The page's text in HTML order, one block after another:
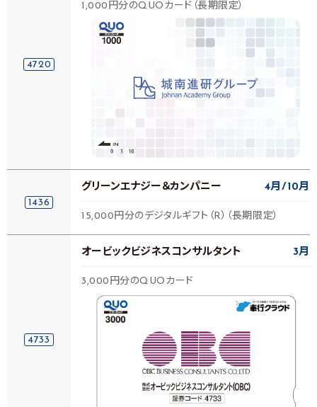
4720
1,000円分のQUOカード（長期限定）
1436
グリーンエナジー＆カンパニー 4月 10月
15,000円分のデジタルギフト（R）（長期限定）
4733
オービックビジネスコンサルタント 3月
3,000円分のQUOカード